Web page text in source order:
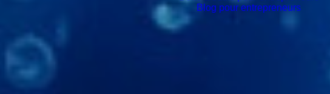
Blog pour entrepreneurs